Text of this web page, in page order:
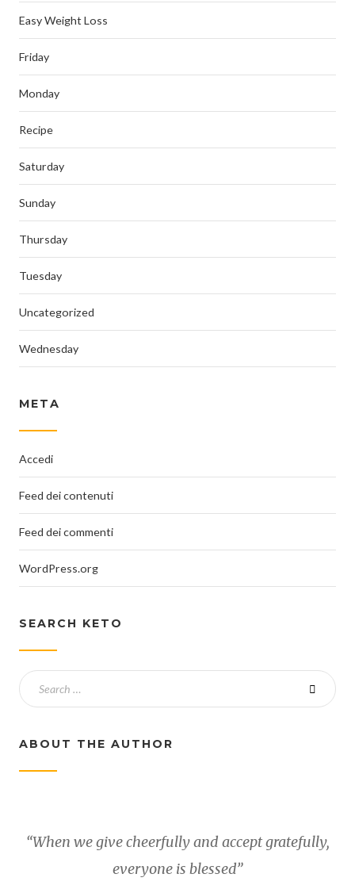
Easy Weight Loss
Friday
Monday
Recipe
Saturday
Sunday
Thursday
Tuesday
Uncategorized
Wednesday
META
Accedi
Feed dei contenuti
Feed dei commenti
WordPress.org
SEARCH KETO
ABOUT THE AUTHOR
“When we give cheerfully and accept gratefully,
everyone is blessed”